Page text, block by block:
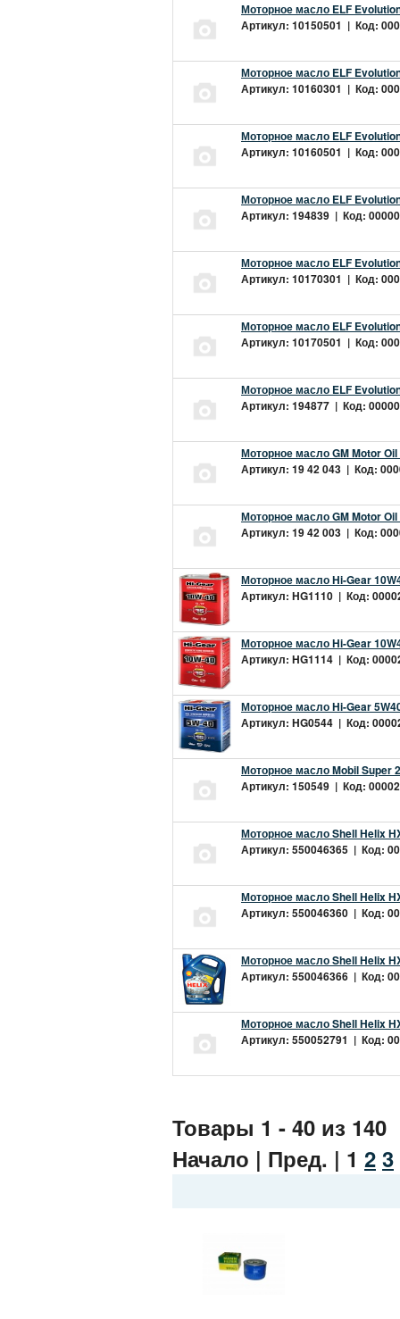
Моторное масло ELF
Артикул: 10150501 | Код:
Моторное масло ELF
Артикул: 10160301 | Код:
Моторное масло ELF
Артикул: 10160501 | Код:
Моторное масло ELF
Артикул: 194839 | Код:
Моторное масло ELF
Артикул: 10170301 | Код:
Моторное масло ELF
Артикул: 10170501 | Код:
Моторное масло ELF
Артикул: 194877 | Код:
Моторное масло GM Motor Oil
Артикул: 19 42 043 | Код:
Моторное масло GM Motor
Артикул: 19 42 003 | Код:
Моторное масло Hi-Gear
Артикул: HG1110 | Код:
Моторное масло Hi-Gear
Артикул: HG1114 | Код:
Моторное масло Hi-Gear
Артикул: HG0544 | Код:
Моторное масло Mobil Super
Артикул: 150549 | Код:
Моторное масло Shell Helix
Артикул: 550046365 | Код:
Моторное масло Shell Helix
Артикул: 550046360 | Код:
Моторное масло Shell Helix
Артикул: 550046366 | Код:
Моторное масло Shell Helix
Артикул: 550052791 | Код:
Товары 1 - 40 из 140
Начало | Пред. | 1 2 3